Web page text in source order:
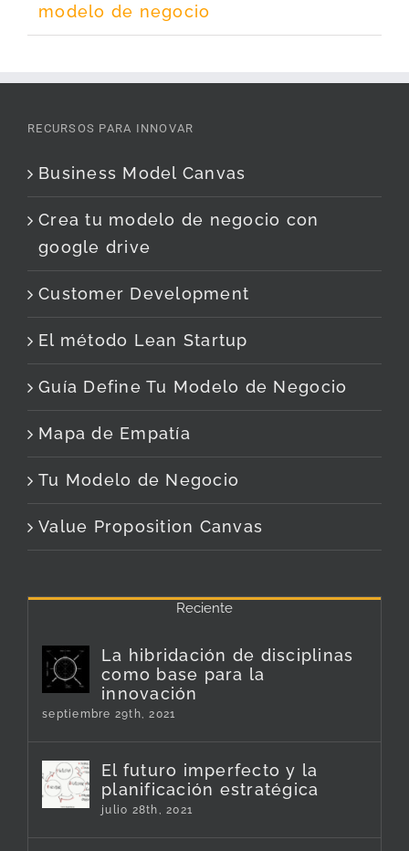
modelo de negocio
RECURSOS PARA INNOVAR
Business Model Canvas
Crea tu modelo de negocio con
google drive
Customer Development
El método Lean Startup
Guía Define Tu Modelo de Negocio
Mapa de Empatía
Tu Modelo de Negocio
Value Proposition Canvas
Reciente
La hibridación de disciplinas
como base para la
innovación
septiembre 29th, 2021
El futuro imperfecto y la
planificación estratégica
julio 28th, 2021